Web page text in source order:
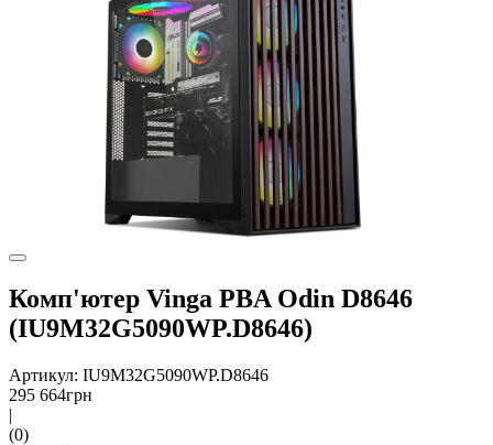
Комп'ютер Vinga PBA Odin D8646
(IU9M32G5090WP.D8646)
Артикул: IU9M32G5090WP.D8646
295 664грн
|
(0)